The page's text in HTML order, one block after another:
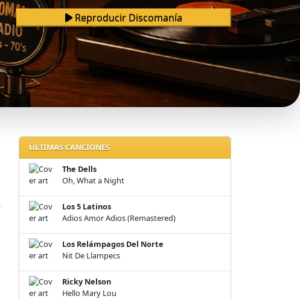
Reproducir Discomanía
ÚLTIMAS CANCIONES
The Dells
Oh, What a Night
Los 5 Latinos
Adios Amor Adios (Remastered)
Los Relámpagos Del Norte
Nit De Llampecs
Ricky Nelson
Hello Mary Lou